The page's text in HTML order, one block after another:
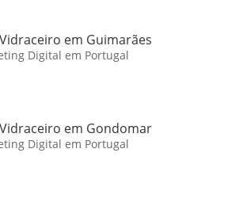
em Guimarães
Digital em Portugal
em Gondomar
Digital em Portugal